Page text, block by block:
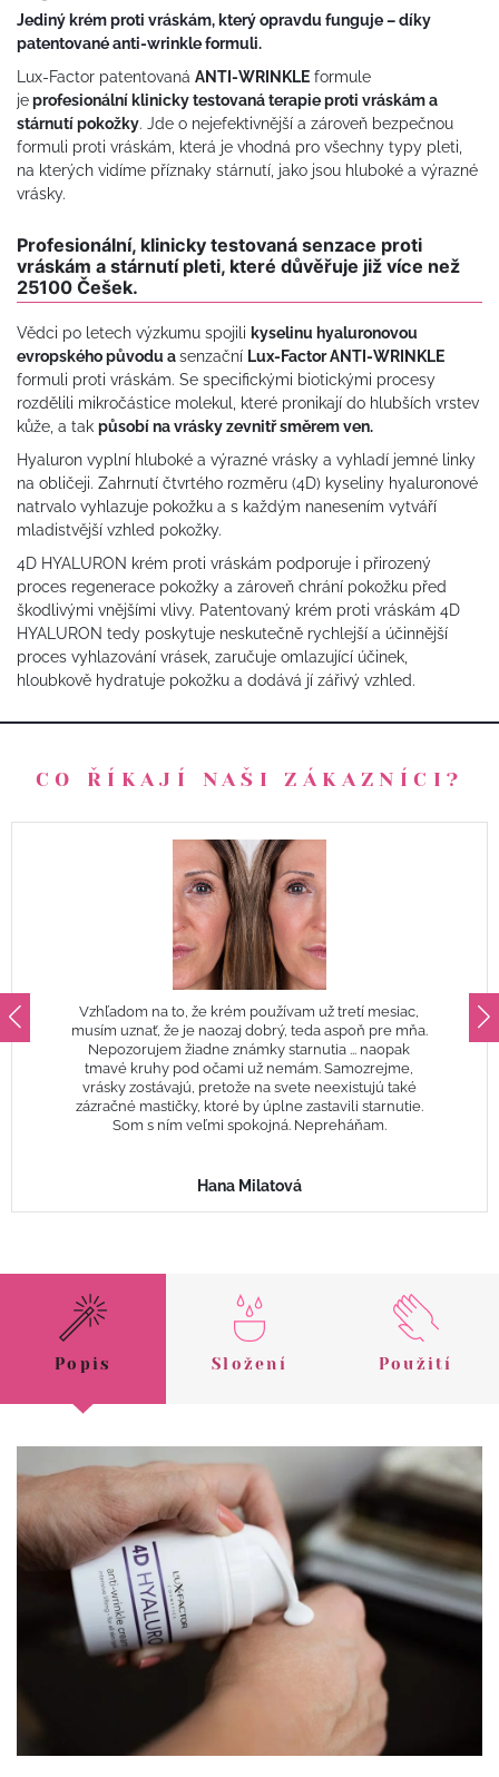
Jediný krém proti vráskám, který opravdu funguje – díky
patentované anti-wrinkle formuli.
Lux-Factor patentovaná ANTI-WRINKLE formule
jeprofesionální klinicky testovaná terapie proti vráskám a
stárnutí pokožky. Jde o nejefektivnější a zároveň bezpečnou
formuli proti vráskám, která je vhodná pro všechny typy pleti,
na kterých vidíme příznaky stárnutí, jako jsou hluboké a výrazné
vrásky.
Profesionální, klinicky testovaná senzace proti
vráskám a stárnutí pleti, které důvěřuje již více než
25100 Češek.
Vědci po letech výzkumu spojili kyselinu hyaluronovou
evropského původu asenzační Lux-Factor ANTI-WRINKLE
formuli proti vráskám. Se specifickými biotickými procesy
rozdělili mikročástice molekul, které pronikají do hlubších vrstev
kůže, a tak působí na vrásky zevnitř směrem ven.
Hyaluron vyplní hluboké a výrazné vrásky a vyhladí jemné linky
na obličeji. Zahrnutí čtvrtého rozměru (4D) kyseliny hyaluronové
natrvalo vyhlazuje pokožku a s každým nanesením vytváří
mladistvější vzhled pokožky.
4D HYALURON krém proti vráskám podporuje i přirozený
proces regenerace pokožky a zároveň chrání pokožku před
škodlivými vnějšími vlivy. Patentovaný krém proti vráskám 4D
HYALURON tedy poskytuje neskutečně rychlejší a účinnější
proces vyhlazování vrásek, zaručuje omlazující účinek,
hloubkově hydratuje pokožku a dodává jí zářivý vzhled.
CO ŘÍKAJÍ NAŠI ZÁKAZNÍCI?
Vzhľadom na to, že krém používam už tretí mesiac,
musím uznať, že je naozaj dobrý, teda aspoň pre mňa.
Nepozorujem žiadne známky starnutia ... naopak
tmavé kruhy pod očami už nemám. Samozrejme,
vrásky zostávajú, pretože na svete neexistujú také
zázračné mastičky, ktoré by úplne zastavili starnutie.
Som s ním veľmi spokojná. Nepreháňam.
Hana Milatová
Popis Složení Použití